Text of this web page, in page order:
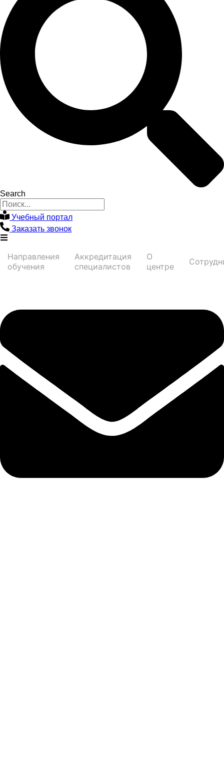
Search
Учебный портал
Заказать звонок
Направления
обучения
Аккредитация
специалистов
О
центре